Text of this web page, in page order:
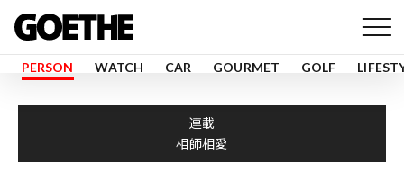
PERSON WATCH CAR GOURMET GOLF
連載
相師相愛